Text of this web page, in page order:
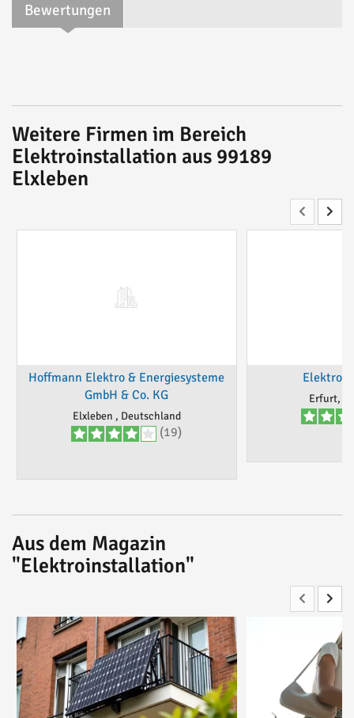
Bewertungen
Weitere Firmen im Bereich
Elektroinstallation aus 99189
Elxleben
Hoffmann Elektro & Energiesysteme
GmbH & Co. KG
Elxleben , Deutschland
(19)
Elektro
Erfurt,
Aus dem Magazin
"Elektroinstallation"